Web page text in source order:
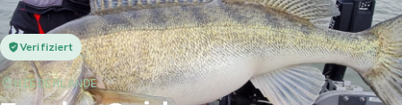
Verifiziert
NIEDERLANDE